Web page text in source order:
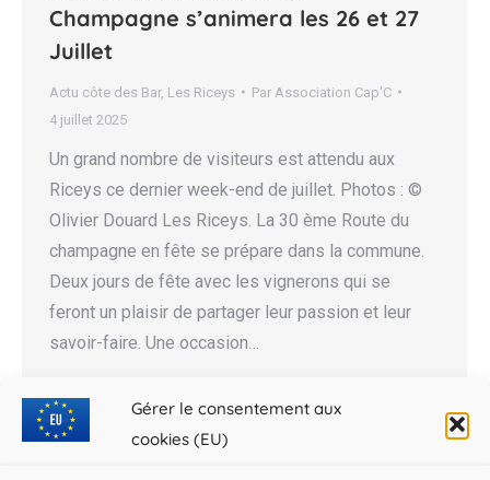
Gérer le consentement aux
cookies (EU)
Champagne s’animera les 26 et 27
Juillet
Actu côte des Bar, Les Riceys Par Association Cap'C
4 juillet 2025
Un grand nombre de visiteurs est attendu aux
Riceys ce dernier week-end de juillet. Photos : ©
Olivier Douard Les Riceys. La 30 ème Route du
champagne en fête se prépare dans la commune.
Deux jours de fête avec les vignerons qui se
feront un plaisir de partager leur passion et leur
savoir-faire. Une occasion…